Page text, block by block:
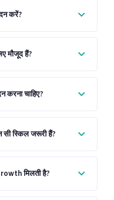
करें?
मौजूद हैं?
चाहिए?
स्किल जरूरी हैं?
मिलती है?